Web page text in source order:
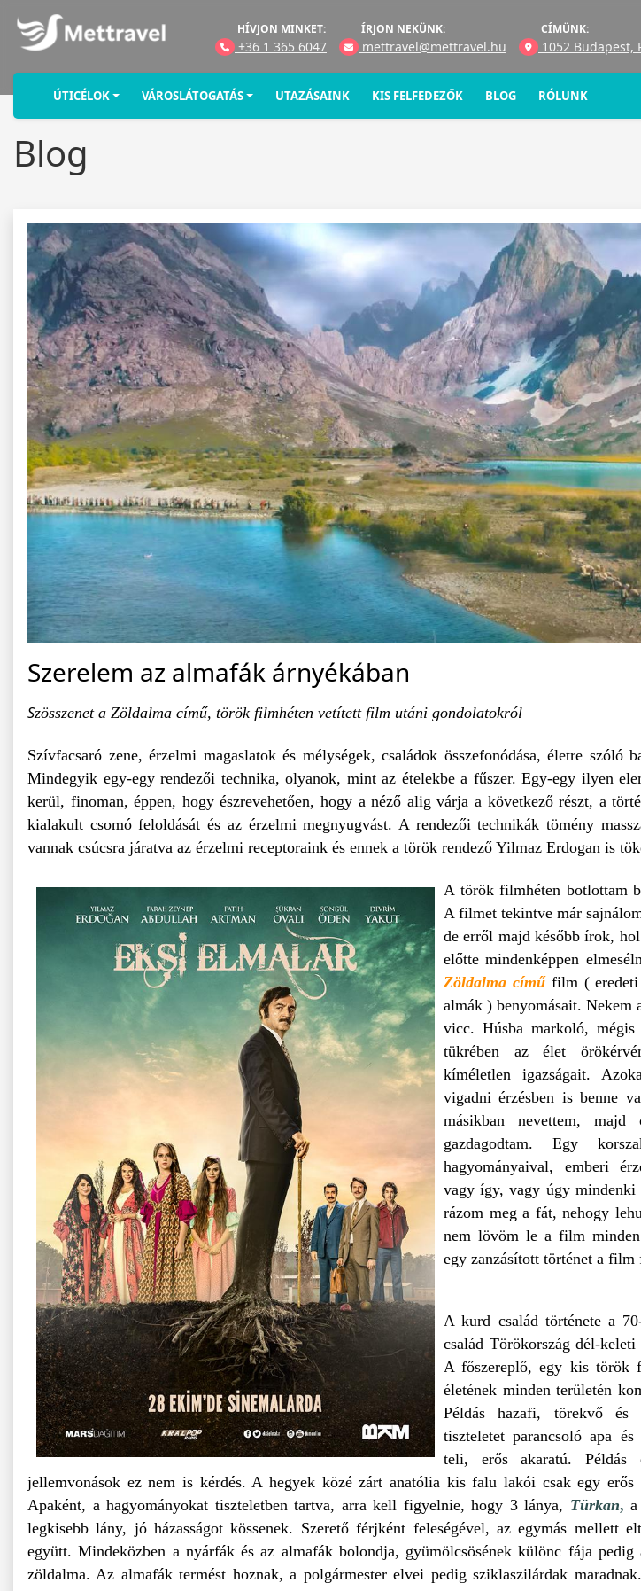
HÍVJON MINKET:
+36 1 365 6047
ÍRJON NEKÜNK:
mettravel@mettravel.hu
CÍMÜNK:
1052 Budapest,
ÚTICÉLOK VÁROSLÁTOGATÁS UTAZÁSAINK KIS FELFEDEZŐK BLOG RÓLUNK
Blog
Szerelem az almafák árnyékában
Szösszenet a Zöldalma című, török filmhéten vetített film utáni gondolatokról
Szívfacsaró zene, érzelmi magaslatok és mélységek, családok összefonódása, életre szóló
Mindegyik egy-egy rendezői technika, olyanok, mint az ételekbe a fűszer. Egy-egy ilyen
kerül, finoman, éppen, hogy észrevehetően, hogy a néző alig várja a következő részt, a
kialakult csomó feloldását és az érzelmi megnyugvást. A rendezői technikák tömény
vannak csúcsra járatva az érzelmi receptoraink és ennek a török rendező Yilmaz Erdogan is
A török filmhéten botlottam
A filmet tekintve már
de erről majd később írok,
előtte mindenképpen
Zöldalma címűfilm ( eredeti
almák ) benyomásait.
vicc. Húsba markoló,
tükrében az élet
kíméletlen igazságait.
vigadni érzésben is benne
másikban nevettem, majd
gazdagodtam. Egy
hagyományaival, emberi
vagy így, vagy úgy mindenki
rázom meg a fát, nehogy
nem lövöm le a film minden
egy zanzásított történet a film
A kurd család története a
család Törökország dél-keleti
A főszereplő, egy kis török
életének minden területén
Példás hazafi, törekvő és
tiszteletet parancsoló apa
teli, erős akaratú. Példás
jellemvonások ez nem is kérdés. A hegyek közé zárt anatólia kis falu lakói csak egy erős
Apaként, a hagyományokat tiszteletben tartva, arra kell figyelnie, hogy 3 lánya, Türkan,
legkisebb lány, jó házasságot kössenek. Szerető férjként feleségével, az egymás mellett
együtt. Mindeközben a nyárfák és az almafák bolondja, gyümölcsösének különc fája
zöldalma. Az almafák termést hoznak, a polgármester elvei pedig sziklaszilárdak